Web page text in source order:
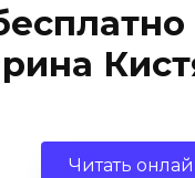
Читать